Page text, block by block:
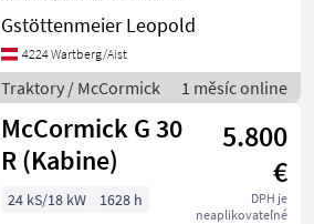
Pohon všetkých kolies,
Zapájanie počas
zaťažovania , Stanovište
rušňovodiča: Vodičská
kabína, Vý
Gstöttenmeier Leopold
4224 Wartberg/Aist
Traktory / McCormick 1 měsíc online
McCormick G 30
R (Kabine)
5.800
€
DPH je
neaplikovateľné
24 kS/18 kW
1628 h